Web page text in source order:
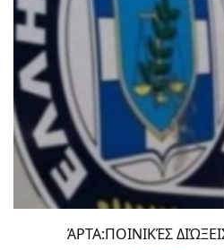
ΆΡΤΑ:ΠΟΙΝΙΚΈΣ